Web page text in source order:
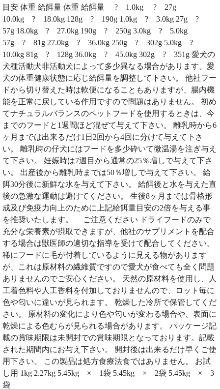
目安 体重 給餌量 体重 給餌量 ? 1.0kg ? 27g
10.0kg ? 18.0kg 128g ? 190g 1.0kg ? 3.0kg 27g ?
57g 18.0kg ? 27.0kg 190g ? 250g 3.0kg ? 5.0kg
57g ? 81g 27.0kg ? 36.0kg 250g ? 302g 5.0kg ?
10.0kg 81g ? 128g 36.0kg ? 45.0kg 302g ? 351g 愛犬の
犬種活動犬非活動犬によって多少異なる場合があります。愛
犬の体重健康状態に応じ給餌量を調整して下さい。 他社フー
ドから切り替えた時は軟便になることもありますが、腸内機
能を正常に戻している作用ですので問題はありません。 初め
てナチュラルバランスのペットフードを使用するときは、今
までのフードと1週間ほど混ぜて与えて下さい。 離乳時から6
ヶ月までは出来るだけ1日2回から4回に分けて与えて下さ
い。 離乳時の仔犬にはフードを多少砕いて微温湯を注ぎ与え
て下さい。 妊娠時は7週目から通常の25％増しで与えて下さ
い。 出産後から離乳時までは50％増しで与えて下さい。 給
餌30分後に新鮮な水を与えて下さい。 給餌後と水を与えた直
後の急激な運動は避けてください。 生後8ヶ月までは骨格形
成及び免疫力向上のために上記給餌量目安の2倍を与える事
を推奨いたします。 ご注意ください ドライフードのみで
充分な栄養素が摂取できますが、他社のサプリメントを配合
する場合は獣医師の適切な指導を受けて配合してください。
稀にフードに毛が付着しているように見える物があります
が、これは原材料の繊維質ですので愛犬が食べても全く問題
ありませんのでご安心ください。 天然の原材料を使用し、人
工着色料や人工香料を付加しておりませんので、ロット毎に
色や匂いに違いが見られます。 乾燥した冷所で保管してくだ
さい。 原材料の変化により色や匂いが変わる場合や、表面に
乾燥による色むらが見られる場合があります。 パッケージ記
載の賞味期限は未開封での賞味期限となっております。記載
された期間内にお与え下さい。 開封後は出来るだけ早くご使
用下さい。 この製品は処方食療法食ではありません。 お試
し用 1kg 2.27kg 5.45kg × 1袋 5.45kg × 2袋 5.45kg × 3
袋